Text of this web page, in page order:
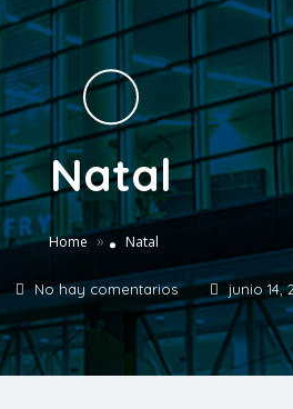
Natal
Home » Natal
No hay comentarios junio 14,